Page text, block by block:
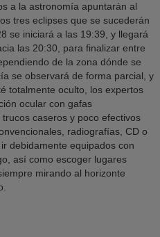
a la astronomía apuntarán al
tres eclipses que se sucederán
se iniciará a las 19:39, y llegará
las 20:30, para finalizar entre
de la zona dónde se
se observará de forma parcial, y
totalmente oculto, los expertos
ocular con gafas
caseros y poco efectivos
radiografías, CD o
debidamente equipados con
así como escoger lugares
mirando al horizonte